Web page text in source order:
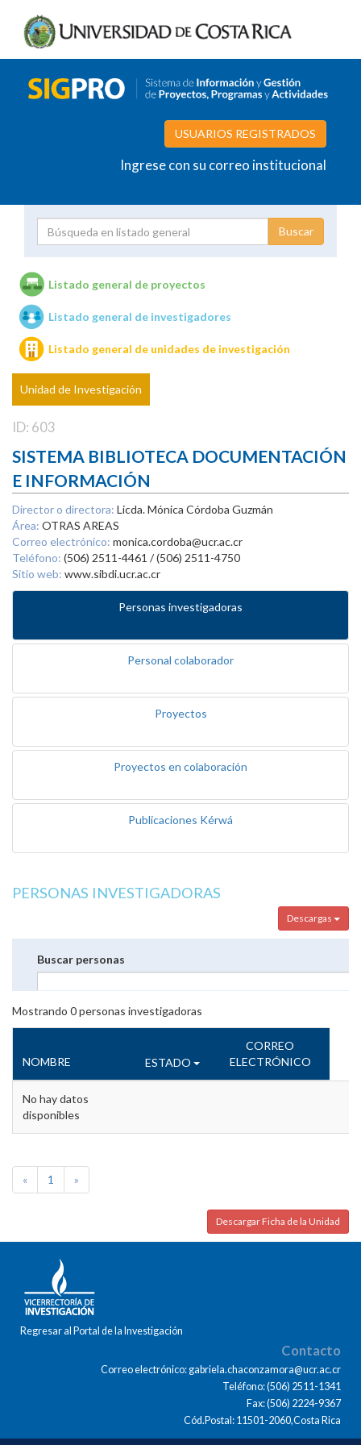
USUARIOS REGISTRADOS
Ingrese con su correo institucional
Unidades de investigación
Listado general de proyectos
Listado general de investigadores
Listado general de unidades de investigación
Unidad de Investigación
ID: 603
SISTEMA BIBLIOTECA DOCUMENTACIÓN
E INFORMACIÓN
Director o directora: Licda. Mónica Córdoba Guzmán
Área: OTRAS AREAS
Correo electrónico: monica.cordoba@ucr.ac.cr
Teléfono: (506) 2511-4461 / (506) 2511-4750
Sitio web: www.sibdi.ucr.ac.cr
Personas investigadoras
Personal colaborador
Proyectos
Proyectos en colaboración
Publicaciones Kérwá
PERSONAS INVESTIGADORAS
Descargas
Buscar personas
Mostrando 0personas investigadoras
NOMBRE ESTADO
CORREO
ELECTRÓNICO
No hay datos
disponibles
« 1 »
Descargar Ficha de la Unidad
Regresar al Portal de la Investigación
Contacto
Correo electrónico: gabriela.chaconzamora@ucr.ac.cr
Teléfono: (506) 2511-1341
Fax: (506) 2224-9367
Cód.Postal: 11501-2060,Costa Rica